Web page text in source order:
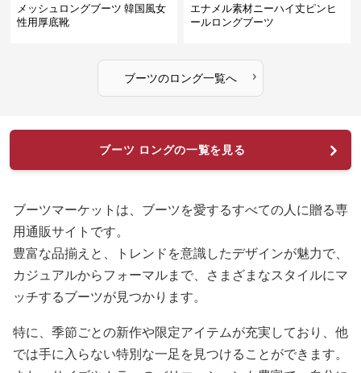
メッシュロングブーツ 韓国風女
性用厚底靴
エナメル素材ニーハイ丈ピンヒ
ールロングブーツ
ブーツのロング一覧へ ›
ブーツ ロングの一覧を見る
ブーツマーケットは、ブーツを愛するすべての人に贈る専
用通販サイトです。
豊富な品揃えと、トレンドを意識したデザインが魅力で、
カジュアルからフォーマルまで、さまざまなスタイルにマ
ッチするブーツが見つかります。
特に、季節ごとの新作や限定アイテムが充実しており、他
では手に入らない特別な一足を見つけることができます。